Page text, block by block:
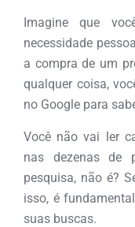
Imagine que
necessidade
a compra de um
qualquer coisa,
no Google para
Você não vai ler
nas dezenas de
pesquisa, não é?
isso, é
suas buscas.